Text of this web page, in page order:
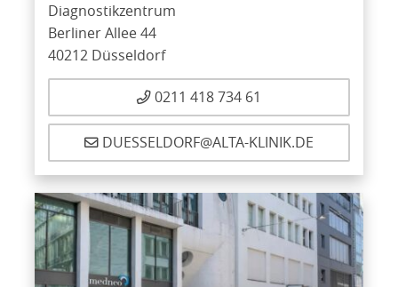
Diagnostikzentrum
Berliner Allee 44
40212 Düsseldorf
0211 418 734 61
DUESSELDORF@ALTA-KLINIK.DE